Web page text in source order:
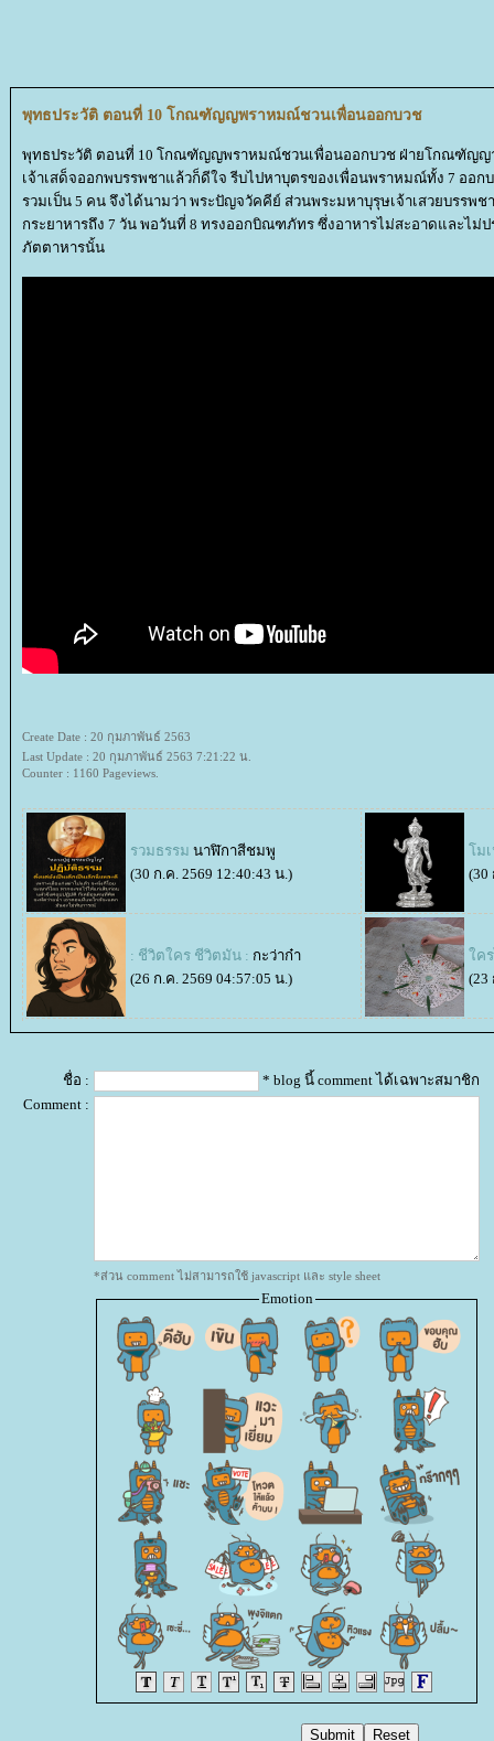
พุทธประวัติ ตอนที่ 10 โกณฑัญญพราหมณ์ชวนเพื่อนออกบวช
พุทธประวัติ ตอนที่ 10 โกณฑัญญพราหมณ์ชวนเพื่อนออกบวช ฝ่ายโกณฑัญญ
เจ้าเสด็จออกพบรรพชาแล้วก็ดีใจ รีบไปหาบุตรของเพื่อนพราหมณ์ทั้ง 7 ออ
รวมเป็น 5 คน จึงได้นามว่า พระปัญจวัคคีย์ ส่วนพระมหาบุรุษเจ้าเสวยบรรพ
กระยาหารถึง 7 วัน พอวันที่ 8 ทรงออกบิณฑภัทร ซึ่งอาหารไม่สะอาดและไ
ภัตตาหารนั้น
Create Date : 20 กุมภาพันธ์ 2563
Last Update : 20 กุมภาพันธ์ 2563 7:21:22 น.
Counter : 1160 Pageviews.
รวมธรรม นาฬิกาสีชมพู
(30 ก.ค. 2569 12:40:43 น.)
มเ
(30
: ชีวิตใคร ชีวิตมัน : กะว่าก๋า
(26 ก.ค. 2569 04:57:05 น.)
คร
(23
ชื่อ :
* blog นี้ comment ได้เฉพาะสมาชิก
Comment :
*ส่วน comment ไม่สามารถใช้ javascript และ style sheet
Emotion